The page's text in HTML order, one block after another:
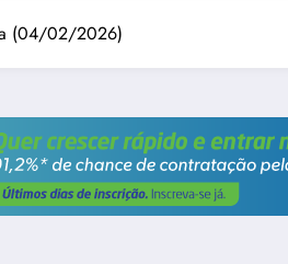
(04/02/2026)